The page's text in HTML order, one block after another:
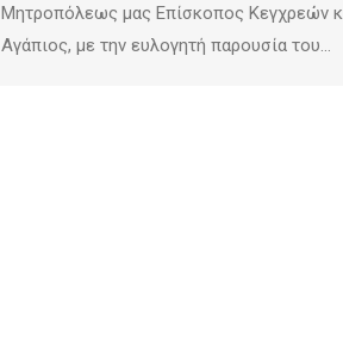
Μητροπόλεως μας Επίσκοπος Κεγχρεών κ.
Αγάπιος, με την ευλογητή παρουσία του…